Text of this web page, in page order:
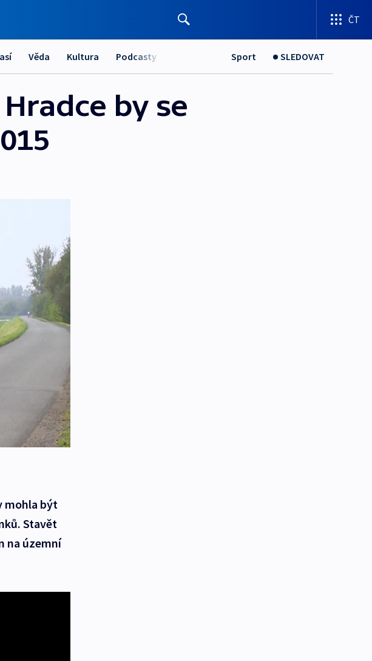
ČT
Věda Kultura Podcasty Sport SLEDOVAT
by se
mohla být
Stavět
na územní